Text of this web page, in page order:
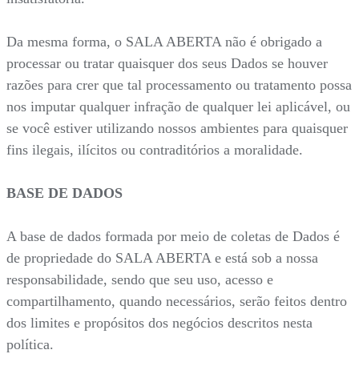
Da mesma forma, o SALA ABERTA não é obrigado a
processar ou tratar quaisquer dos seus Dados se houver
razões para crer que tal processamento ou tratamento possa
nos imputar qualquer infração de qualquer lei aplicável, ou
se você estiver utilizando nossos ambientes para quaisquer
fins ilegais, ilícitos ou contraditórios a moralidade.
BASE DE DADOS
A base de dados formada por meio de coletas de Dados é
de propriedade do SALA ABERTA e está sob a nossa
responsabilidade, sendo que seu uso, acesso e
compartilhamento, quando necessários, serão feitos dentro
dos limites e propósitos dos negócios descritos nesta
política.